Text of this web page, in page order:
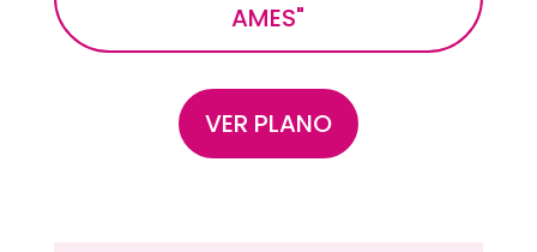
AMES"
VER PLANO